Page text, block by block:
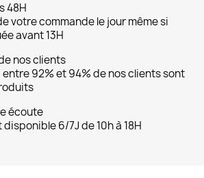
48H
votre commande le jour même si
avant 13H
nos clients
92% et 94% de nos clients sont
écoute
disponible 6/7J de 10h à 18H